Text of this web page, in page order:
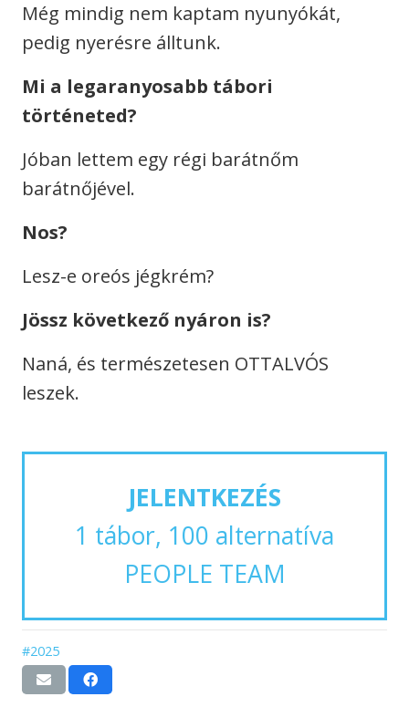
Még mindig nem kaptam nyunyókát,
pedig nyerésre álltunk.
Mi a legaranyosabb tábori
történeted?
Jóban lettem egy régi barátnőm
barátnőjével.
Nos?
Lesz-e oreós jégkrém?
Jössz következő nyáron is?
Naná, és természetesen OTTALVÓS
leszek.
JELENTKEZÉS
1 tábor, 100 alternatíva
PEOPLE TEAM
#2025